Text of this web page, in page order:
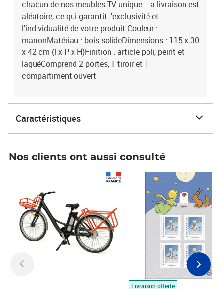
chacun de nos meubles TV unique. La livraison est
aléatoire, ce qui garantit l'exclusivité et
l'individualité de votre produit.Couleur :
marronMatériau : bois solideDimensions : 115 x 30
x 42 cm (l x P x H)Finition : article poli, peint et
laquéComprend 2 portes, 1 tiroir et 1
compartiment ouvert
Caractéristiques
Nos clients ont aussi consulté
Livraison offerte
Prix 7,50€